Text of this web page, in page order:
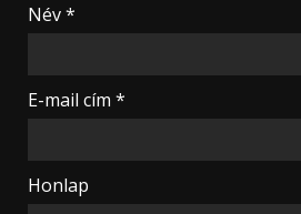
Név*
E-mail cím *
Honlap